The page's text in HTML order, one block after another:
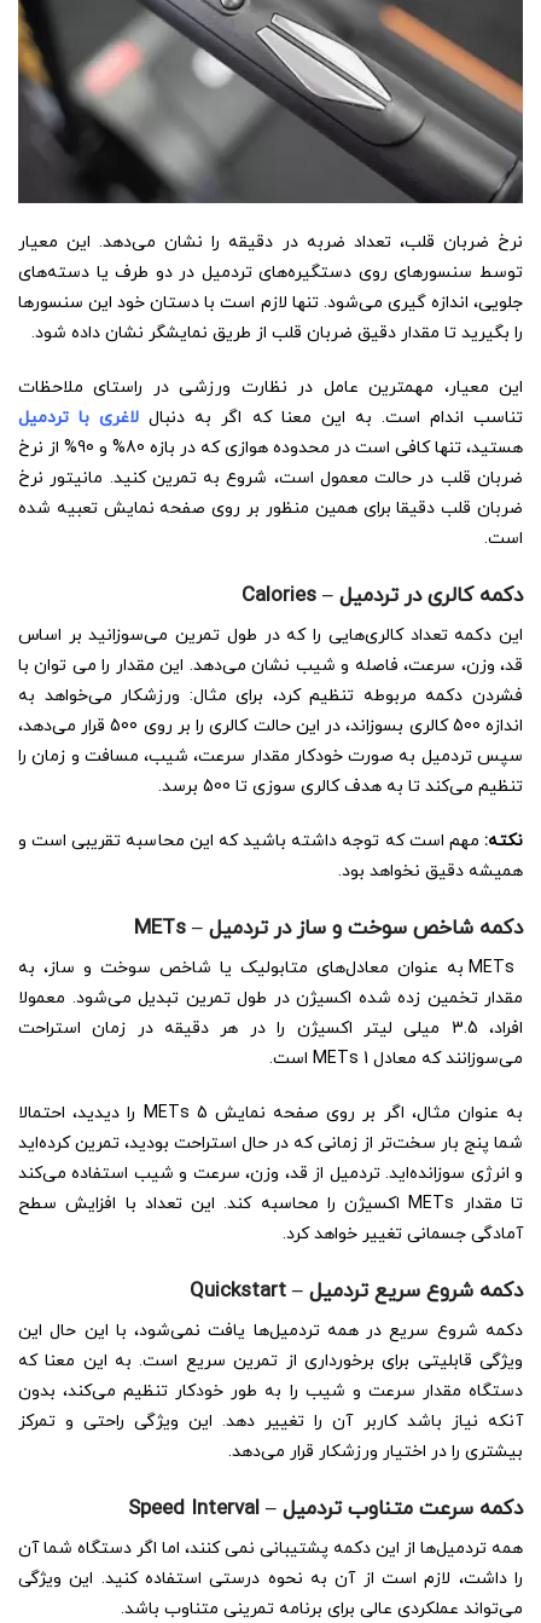
نرخ ضربان قلب، تعداد ضربه در دقیقه را نشان می‌دهد. این معیار
توسط سنسورهای روی دستگیره‌‎های تردمیل در دو طرف یا دسته‌های
جلویی، اندازه گیری می‌شود. تنها لازم است با دستان خود این سنسورها
را بگیرید تا مقدار دقیق ضربان قلب از طریق نمایشگر نشان داده شود.
این معیار، مهمترین عامل در نظارت ورزشی در راستای ملاحظات
تناسب اندام است. به این معنا که اگر به دنبال لاغری با تردمیل
هستید، تنها کافی است در محدوده هوازی که در بازه 80% و 90% از نرخ
ضربان قلب در حالت معمول است، شروع به تمرین کنید. مانیتور نرخ
ضربان قلب دقیقا برای همین منظور بر روی صفحه نمایش تعبیه شده
است.
دکمه کالری در تردمیل –
Calories
این دکمه تعداد کالری‌هایی را که در طول تمرین می‌سوزانید بر اساس
قد، وزن، سرعت، فاصله و شیب نشان می‌دهد. این مقدار را می توان با
فشردن دکمه مربوطه تنظیم کرد، برای مثال: ورزشکار می‌خواهد به
اندازه 500 کالری بسوزاند، در این حالت کالری را بر روی 500 قرار می‌دهد،
سپس تردمیل به صورت خودکار مقدار سرعت، شیب، مسافت و زمان را
تنظیم می‌کند تا به هدف کالری سوزی تا 500 برسد.
نکته: مهم است که توجه داشته باشید که این محاسبه تقریبی است و
همیشه دقیق نخواهد بود.
دکمه شاخص سوخت و ساز در تردمیل – METs
METs به عنوان معادل‌های متابولیک یا شاخص سوخت و ساز، به
مقدار تخمین زده شده اکسیژن در طول تمرین تبدیل می‌شود. معمولا
افراد، 3.5 میلی لیتر اکسیژن را در هر دقیقه در زمان استراحت
می‌سوزانند که معادل METs 1 است.
به عنوان مثال، اگر بر روی صفحه نمایش METs 5 را دیدید، احتمالا
شما پنج بار سخت‌تر از زمانی که در حال استراحت بودید، تمرین کرده‌اید
و انرژی سوزانده‌اید. تردمیل از قد، وزن، سرعت و شیب استفاده می‌کند
تا مقدار METs اکسیژن را محاسبه کند. این تعداد با افزایش سطح
آمادگی جسمانی تغییر خواهد کرد.
دکمه شروع سریع تردمیل –
Quickstart
دکمه شروع سریع در همه تردمیل‌ها یافت نمی‌شود، با این حال این
ویژگی قابلیتی برای برخورداری از تمرین سریع است. به این معنا که
دستگاه مقدار سرعت و شیب را به طور خودکار تنظیم می‌کند، بدون
آنکه نیاز باشد کاربر آن را تغییر دهد. این ویژگی راحتی و تمرکز
بیشتری را در اختیار ورزشکار قرار می‌دهد.
دکمه سرعت متناوب تردمیل –Speed Interval
همه تردمیل‌ها از این دکمه پشتیبانی نمی کنند، اما اگر دستگاه شما آن
را داشت، لازم است از آن به نحوه درستی استفاده کنید. این ویژگی
می‌تواند عملکردی عالی برای برنامه تمرینی متناوب باشد.